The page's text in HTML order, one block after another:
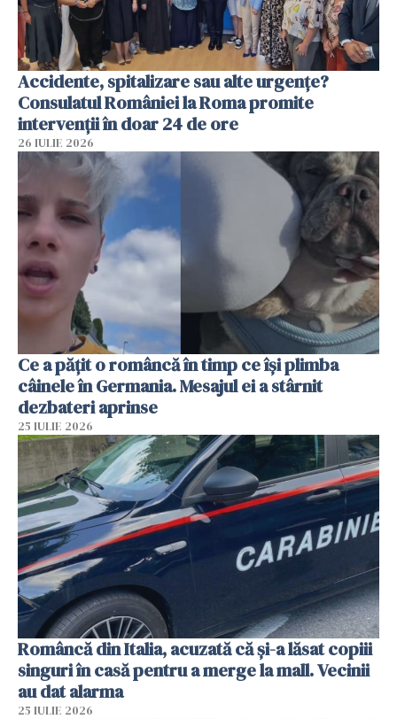
Accidente, spitalizare sau alte urgențe?
Consulatul României la Roma promite
intervenții în doar 24 de ore
26 IULIE 2026
Ce a pățit o româncă în timp ce își plimba
câinele în Germania. Mesajul ei a stârnit
dezbateri aprinse
25 IULIE 2026
Româncă din Italia, acuzată că și-a lăsat copiii
singuri în casă pentru a merge la mall. Vecinii
au dat alarma
25 IULIE 2026